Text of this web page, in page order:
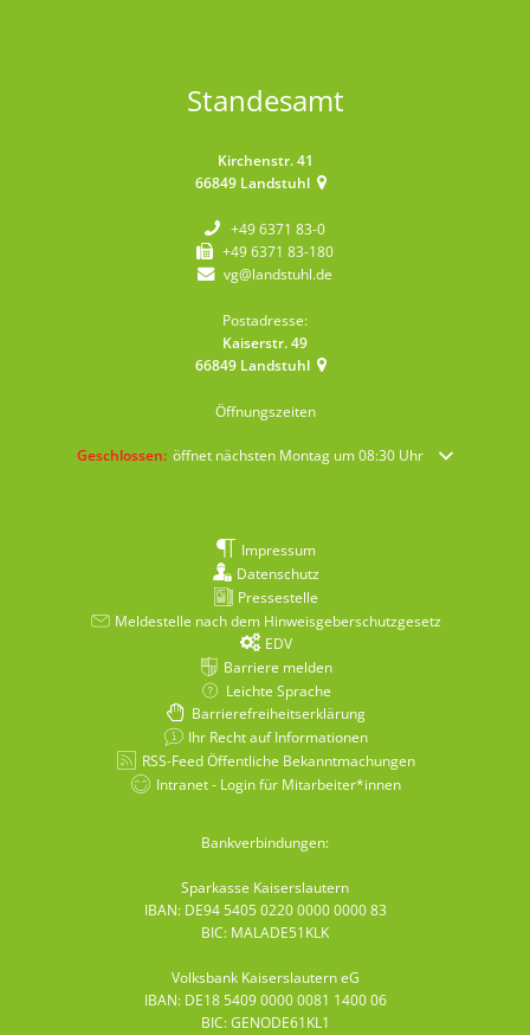
Standesamt
Kirchenstr. 41
66849 Landstuhl
+49 6371 83-0
+49 6371 83-180
vg@landstuhl.de
Postadresse:
Kaiserstr. 49
66849 Landstuhl
Öffnungszeiten
Klicken, um weitere Öffnungs- oder Schließzeiten auszublenden
Geschlossen: öffnet nächsten Montag um 08:30 Uhr
Impressum
Datenschutz
Pressestelle
Meldestelle nach dem Hinweisgeberschutzgesetz
EDV
Barriere melden
Leichte Sprache
Barrierefreiheitserklärung
Ihr Recht auf Informationen
RSS-Feed Öffentliche Bekanntmachungen
Intranet - Login für Mitarbeiter*innen
Bankverbindungen:
Sparkasse Kaiserslautern
IBAN: DE94 5405 0220 0000 0000 83
BIC: MALADE51KLK
Volksbank Kaiserslautern eG
IBAN: DE18 5409 0000 0081 1400 06
BIC: GENODE61KL1